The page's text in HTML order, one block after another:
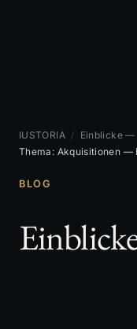
IUSTORIA / Einblicke —
Thema: Akquisitionen —
BLOG